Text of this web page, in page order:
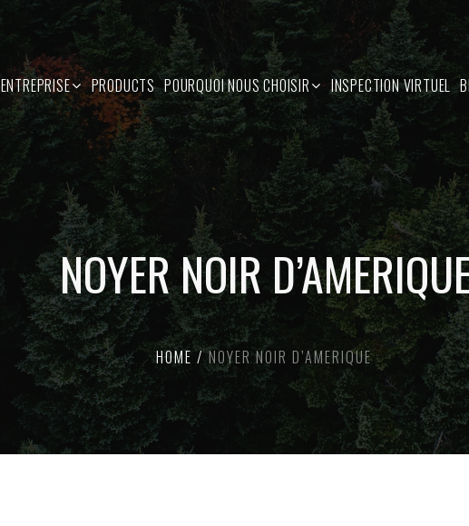
ENTREPRISE PRODUCTS POURQUOI NOUS CHOISIR INSPECTION VIRTUEL
NOYER NOIR
HOME NOYER NOIR D’AMERIQUE